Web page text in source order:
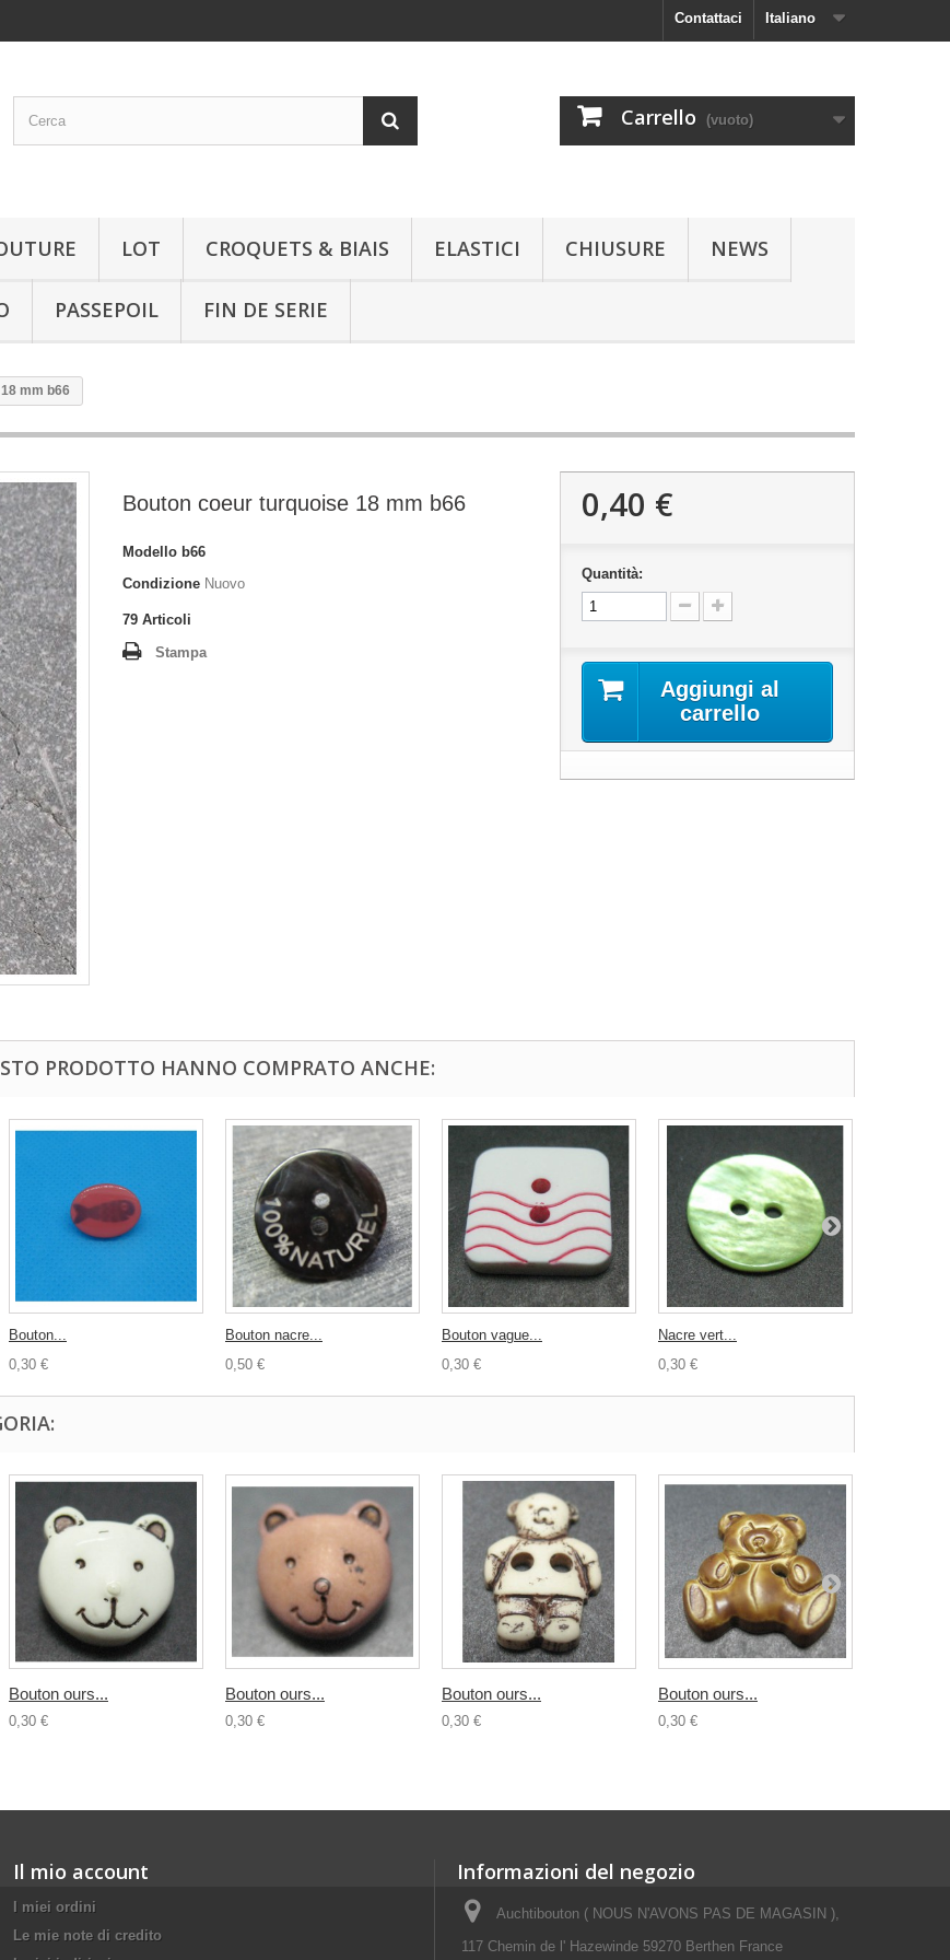
Italiano
Contattaci
Carrello (vuoto)
LOT CROQUETS & BIAIS ELASTICI CHIUSURE NEWS
PASSEPOIL FIN DE SERIE
mm b66
Bouton coeur turquoise 18 mm b66
Modello b66
Condizione Nuovo
79 Articoli
Stampa
0,40 €
Quantità:
Aggiungi al
carrello
PRODOTTO HANNO COMPRATO ANCHE:
Bouton...
0,30 €
Bouton nacre...
0,50 €
Bouton vague...
0,30 €
Nacre vert...
0,30 €
Bouton ours...
0,30 €
Bouton ours...
0,30 €
Bouton ours...
0,30 €
Bouton ours...
0,30 €
Il mio account
I miei ordini
Le mie note di credito
Informazioni del negozio
Auchtibouton ( NOUS N'AVONS PAS DE MAGASIN ),
117 Chemin de l' Hazewinde 59270 Berthen France